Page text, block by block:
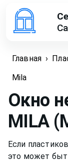
Главная ›
Mila
Окно
MILA
Если
это может